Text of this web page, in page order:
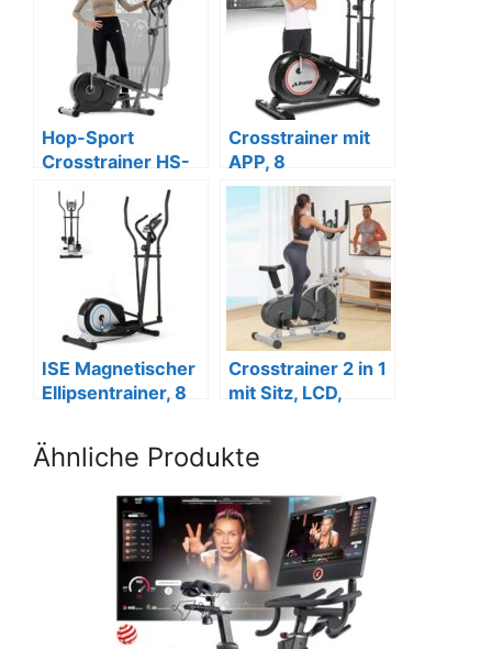
Hop-Sport
Crosstrainer HS-
2050C, leise, mit
LCD & Puls.
Crosstrainer mit
APP, 8
Widerstandsstufe
n, 170kg Max.
Gewicht.
ISE Magnetischer
Ellipsentrainer, 8
n, LCD
Crosstrainer 2 in 1
mit Sitz, LCD,
Ähnliche Produkte